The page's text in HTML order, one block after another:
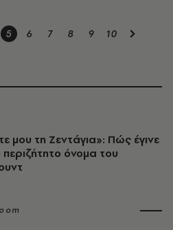
5 6 7 8 9 10
μου τη Ζεντάγια»: Πώς έγινε
περιζήτητο όνομα του